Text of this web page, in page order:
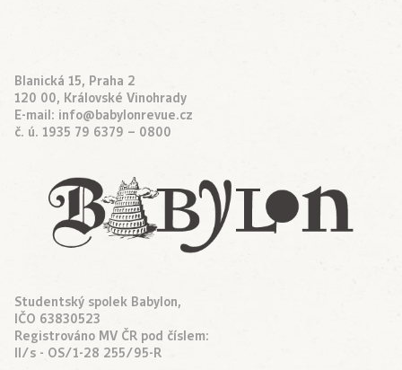
Blanická 15, Praha 2
120 00, Královské Vinohrady
E-mail: info@babylonrevue.cz
č. ú. 1935 79 6379 – 0800
Studentský spolek Babylon,
IČO 63830523
Registrováno MV ČR pod číslem:
II/s - OS/1-28 255/95-R